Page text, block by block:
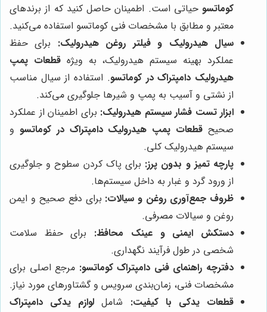
کوماتسو حیاتی است. اطمینان حاصل کنید که از برندهای
معتبر و مطابق با مشخصات فنی کوماتسو استفاده می‌کنید.
سیال هیدرولیک و فیلتر روغن هیدرولیک: برای حفظ
عملکرد بهینه سیستم هیدرولیک، به ویژه قطعات پمپ
هیدرولیک دامپتراک در کوماتسو. استفاده از سیال مناسب
از نشتی و آسیب به پمپ و شیرها جلوگیری می‌کند.
ابزار تست فشار سیستم هیدرولیک: برای اطمینان از عملکرد
صحیحقطعات پمپ هیدرولیک دامپتراک در کوماتسو و
سیستم هیدرولیک کلی.
پارچه تمیز و بدون پرز: برای پاک کردن سطوح و جلوگیری
از ورود گرد و غبار به داخل سیستم‌ها.
ظروف جمع‌آوری روغن و سیالات: برای دفع صحیح و ایمن
روغن و سیالات مصرفی.
دستکش ایمنی و عینک محافظ: برای حفظ سلامت
شخصی در طول فرآیند نگهداری.
دفترچه راهنمای فنی دامپتراک کوماتسو: مرجع اصلی برای
مشخصات فنی، زمان‌بندی سرویس و گشتاورهای مورد نیاز.
قطعات یدکی با کیفیت: شامللوازم یدکی دامپتراک